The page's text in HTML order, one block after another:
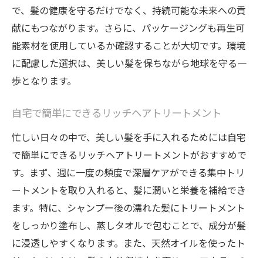
使用すべきトリートメントの量とタイミン
グ
プロのアドバイスを活かしたトリートメン
トテクニック
トリートメントの浸透を促すマッサージ方
トリートメントを使用する際の注意点
トリートメントの効果を見極めるポイント
リッチヘアトリートメントであなたの髪を輝か
せる方法
リッチヘアトリートメントがもたらす髪の
変化
トリートメント後のベストなスタイリング
で、髪の健康を守るだけでなく、持続可能な未来への貢
献にもつながります。さらに、パッケージングも再生可
能素材を使用しているか確認することが大切です。環境
に配慮した選択は、美しい髪を保ちながら地球を守る一
歩となります。
自宅で簡単にできるリッチヘアトリートメント
忙しい日々の中で、美しい髪を手に入れるためには自宅
で簡単にできるリッチヘアトリートメントがおすすめで
す。まず、週に一度の頻度で深層ケアができる集中トリ
ートメントを取り入れると、髪に潤いと栄養を補給でき
ます。特に、シャンプー後の濡れた髪にトリートメント
をしっかり塗布し、蒸しタオルで包むことで、成分が髪
に浸透しやすくなります。また、天然オイルを使ったト